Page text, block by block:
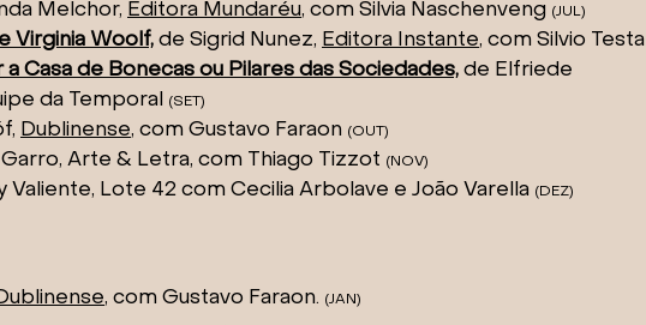
Melchor, Editora Mundaréu, com Silvia Naschenveng (JUL)
Virginia Woolf, de Sigrid Nunez, Editora Instante, com Silvio Testa
Casa de Bonecas ou Pilares das Sociedades, de Elfriede
da Temporal (SET)
Dublinense, com Gustavo Faraon (OUT)
Arte & Letra, com Thiago Tizzot (NOV)
Valiente, Lote 42 com Cecilia Arbolave e João Varella (DEZ)
, com Gustavo Faraon. (JAN)